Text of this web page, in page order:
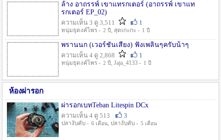
ล้าง อาถรรพ์ เขาแทรกเตอร์ (อาถรรพ์ เขาแท
รกเตอร์ EP_02)
ความเห็น 3 ดู 3,511
1
หนุ่มธุดงค์ไพร - 2 ปี , สุดเกะกะ - 1 ปี
พรานนก (เวอร์ชั่นเสียง) ฟังเพลินๆครับน้าๆ
ความเห็น 4 ดู 2,868
1
หนุ่มธุดงค์ไพร - 2 ปี , Jaja_4133 - 1 ปี
ห้องผ่ารอก
ผ่ารอกเบทTeban Litespin DCx
ความเห็น 4 ดู 513
3
ปลางับคับ - 6 เดือน, ปลางับคับ - 5 เดือน